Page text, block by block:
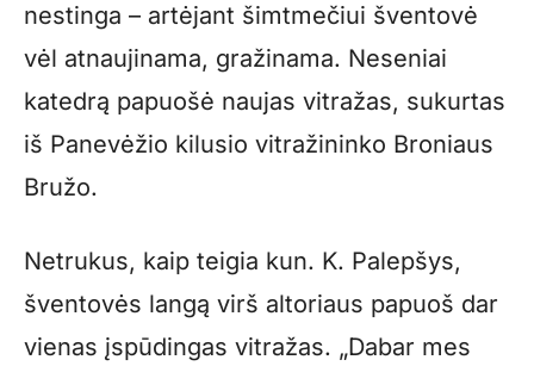
nestinga – artėjant šimtmečiui šventovė
vėl atnaujinama, gražinama. Neseniai
katedrą papuošė naujas vitražas, sukurtas
iš Panevėžio kilusio vitražininko Broniaus
Bružo.
Netrukus, kaip teigia kun. K. Palepšys,
šventovės langą virš altoriaus papuoš dar
vienas įspūdingas vitražas. „Dabar mes